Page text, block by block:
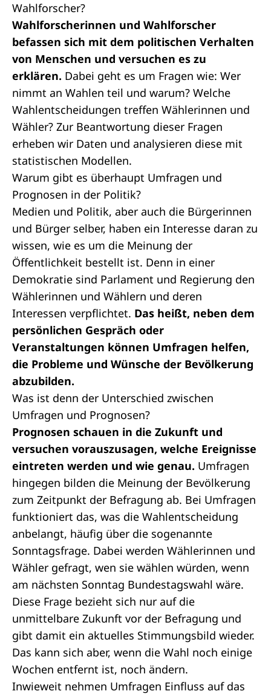
Wahlforscher?
Wahlforscherinnen und Wahlforscher
befassen sich mit dem politischen Verhalten
von Menschen und versuchen es zu
erklären. Dabei geht es um Fragen wie: Wer
nimmt an Wahlen teil und warum? Welche
Wahlentscheidungen treffen Wählerinnen und
Wähler? Zur Beantwortung dieser Fragen
erheben wir Daten und analysieren diese mit
statistischen Modellen.
Warum gibt es überhaupt Umfragen und
Prognosen in der Politik?
Medien und Politik, aber auch die Bürgerinnen
und Bürger selber, haben ein Interesse daran zu
wissen, wie es um die Meinung der
Öffentlichkeit bestellt ist. Denn in einer
Demokratie sind Parlament und Regierung den
Wählerinnen und Wählern und deren
Interessen verpflichtet. Das heißt, neben dem
persönlichen Gespräch oder
Veranstaltungen können Umfragen helfen,
die Probleme und Wünsche der Bevölkerung
abzubilden.
Was ist denn der Unterschied zwischen
Umfragen und Prognosen?
Prognosen schauen in die Zukunft und
versuchen vorauszusagen, welche Ereignisse
eintreten werden und wie genau. Umfragen
hingegen bilden die Meinung der Bevölkerung
zum Zeitpunkt der Befragung ab. Bei Umfragen
funktioniert das, was die Wahlentscheidung
anbelangt, häufig über die sogenannte
Sonntagsfrage. Dabei werden Wählerinnen und
Wähler gefragt, wen sie wählen würden, wenn
am nächsten Sonntag Bundestagswahl wäre.
Diese Frage bezieht sich nur auf die
unmittelbare Zukunft vor der Befragung und
gibt damit ein aktuelles Stimmungsbild wieder.
Das kann sich aber, wenn die Wahl noch einige
Wochen entfernt ist, noch ändern.
Inwieweit nehmen Umfragen Einfluss auf das